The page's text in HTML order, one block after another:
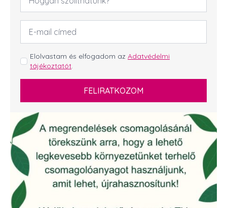
Email
cím
GDPR
*
Elolvastam és elfogadom az Adatvédelmi
tájékoztatót.
FELIRATKOZOM